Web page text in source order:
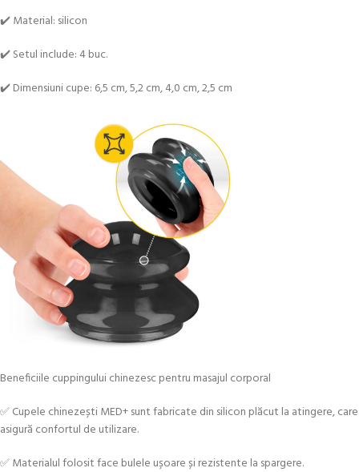
✔️ Material: silicon
✔️ Setul include: 4 buc.
✔️ Dimensiuni cupe: 6,5 cm, 5,2 cm, 4,0 cm, 2,5 cm
Beneficiile cuppingului chinezesc pentru masajul corporal
✅ Cupele chinezești MED+ sunt fabricate din silicon plăcut la atingere, care
asigură confortul de utilizare.
✅ Materialul folosit face bulele ușoare și rezistente la spargere.